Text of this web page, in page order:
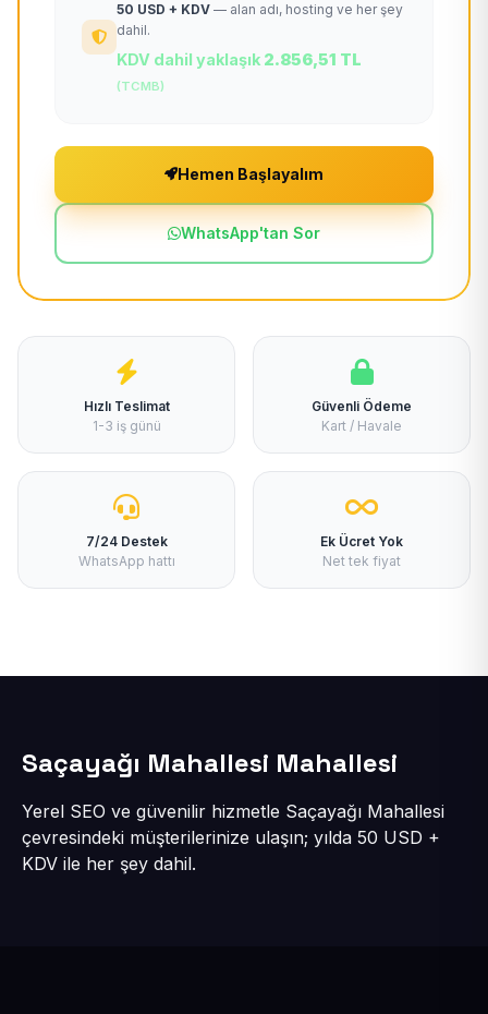
50 USD + KDV — alan adı, hosting ve her şey
dahil.
KDV dahil yaklaşık 2.856,51 TL
(TCMB)
Hemen Başlayalım
WhatsApp'tan Sor
Hızlı Teslimat
1-3 iş günü
Güvenli Ödeme
Kart / Havale
7/24 Destek
WhatsApp hattı
Ek Ücret Yok
Net tek fiyat
Saçayağı Mahallesi Mahallesi
Yerel SEO ve güvenilir hizmetle Saçayağı Mahallesi
çevresindeki müşterilerinize ulaşın; yılda 50 USD +
KDV ile her şey dahil.